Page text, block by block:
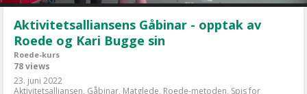
Aktivitetsalliansens Gåbinar - opptak av
Roede og Kari Bugge sin
Roede-kurs
78 views
23. juni 2022
Aktivitetsalliansen, Gåbinar, Matglede, Roede-metoden, Spis for